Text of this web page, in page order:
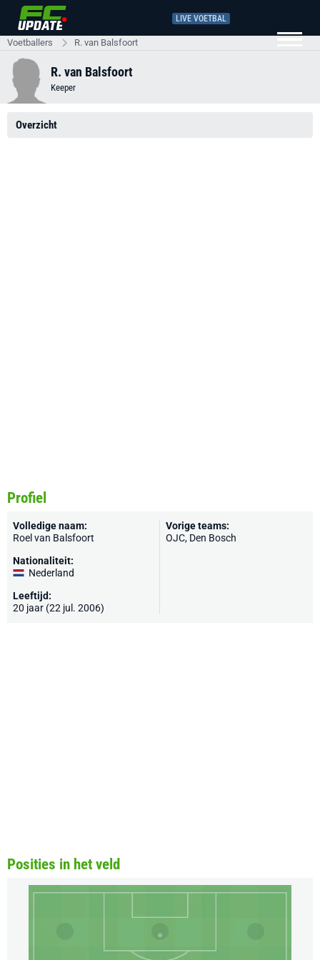
LIVE VOETBAL
Voetballers R. van Balsfoort
R. van Balsfoort
Keeper
Overzicht
Profiel
Volledige naam:
Roel van Balsfoort
Nationaliteit:
Nederland
Leeftijd:
20 jaar (22 jul. 2006)
Vorige teams:
OJC, Den Bosch
Posities in het veld